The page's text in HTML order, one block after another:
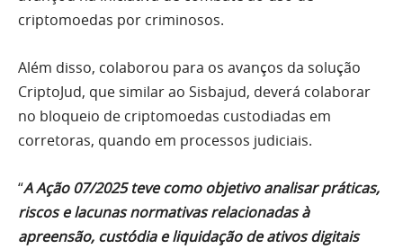
criptomoedas por criminosos.
Além disso, colaborou para os avanços da solução
CriptoJud, que similar ao Sisbajud, deverá colaborar
no bloqueio de criptomoedas custodiadas em
corretoras, quando em processos judiciais.
“A Ação 07/2025 teve como objetivo analisar práticas,
riscos e lacunas normativas relacionadas à
apreensão, custódia e liquidação de ativos digitais